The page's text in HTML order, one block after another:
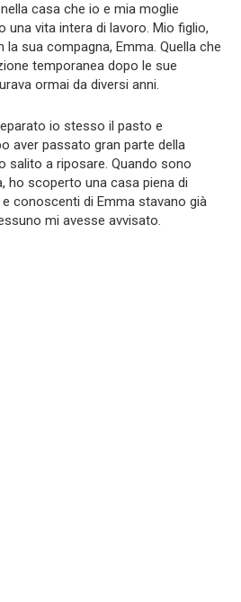
casa che io e mia moglie
una vita intera di lavoro. Mio figlio,
la sua compagna, Emma. Quella che
temporanea dopo le sue
ormai da diversi anni.
io stesso il pasto e
aver passato gran parte della
salito a riposare. Quando sono
ho scoperto una casa piena di
conoscenti di Emma stavano già
mi avesse avvisato.